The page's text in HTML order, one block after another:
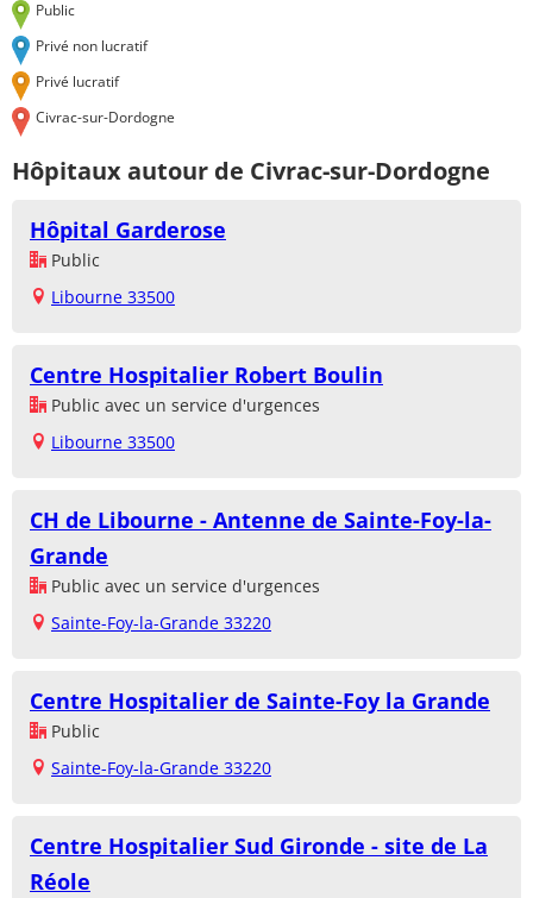
Public
Privé non lucratif
Privé lucratif
Civrac-sur-Dordogne
Hôpitaux autour de Civrac-sur-Dordogne
Hôpital Garderose
Public
Libourne 33500
Centre Hospitalier Robert Boulin
Public avec un service d'urgences
Libourne 33500
CH de Libourne - Antenne de Sainte-Foy-la-
Grande
Public avec un service d'urgences
Sainte-Foy-la-Grande 33220
Centre Hospitalier de Sainte-Foy la Grande
Public
Sainte-Foy-la-Grande 33220
Centre Hospitalier Sud Gironde - site de La
Réole